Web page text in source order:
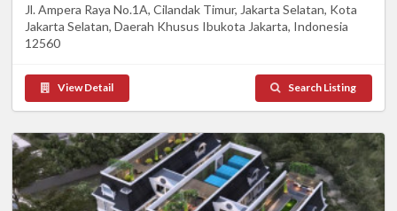
Jl. Ampera Raya No.1A, Cilandak Timur, Jakarta Selatan, Kota
Jakarta Selatan, Daerah Khusus Ibukota Jakarta, Indonesia
12560
View Detail Search Listing